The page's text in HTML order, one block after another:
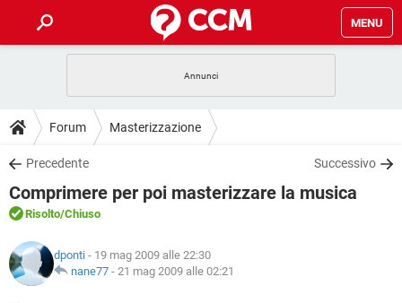
MENU
INTRATTENIMENTO ANDROID
iOS
INSTAGRAM WHATSAPP
TIKTOK
HARDWARE
GUIDE
COVID-19
iOS
INSTAGRAM
TIKTOK FACEBOOK
DOWNLOAD
COVID-19 GAMING
INTRATTENIMENTO
iOS
INSTAGRAM
FORUM
COVID-19
INTRATTENIMENTO ANDROID
GLOSSARIO
COVID-19
Forum Masterizzazione
Precedente Successivo
Comprimere per poi masterizzare la musica
Risolto/Chiuso
dponti - 19 mag 2009 alle 22:30
nane77 - 21 mag 2009 alle 02:21